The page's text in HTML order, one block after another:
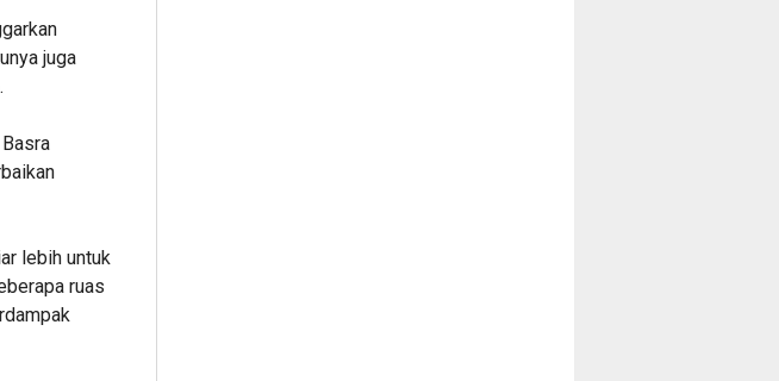
juga
lebih untuk
ruas